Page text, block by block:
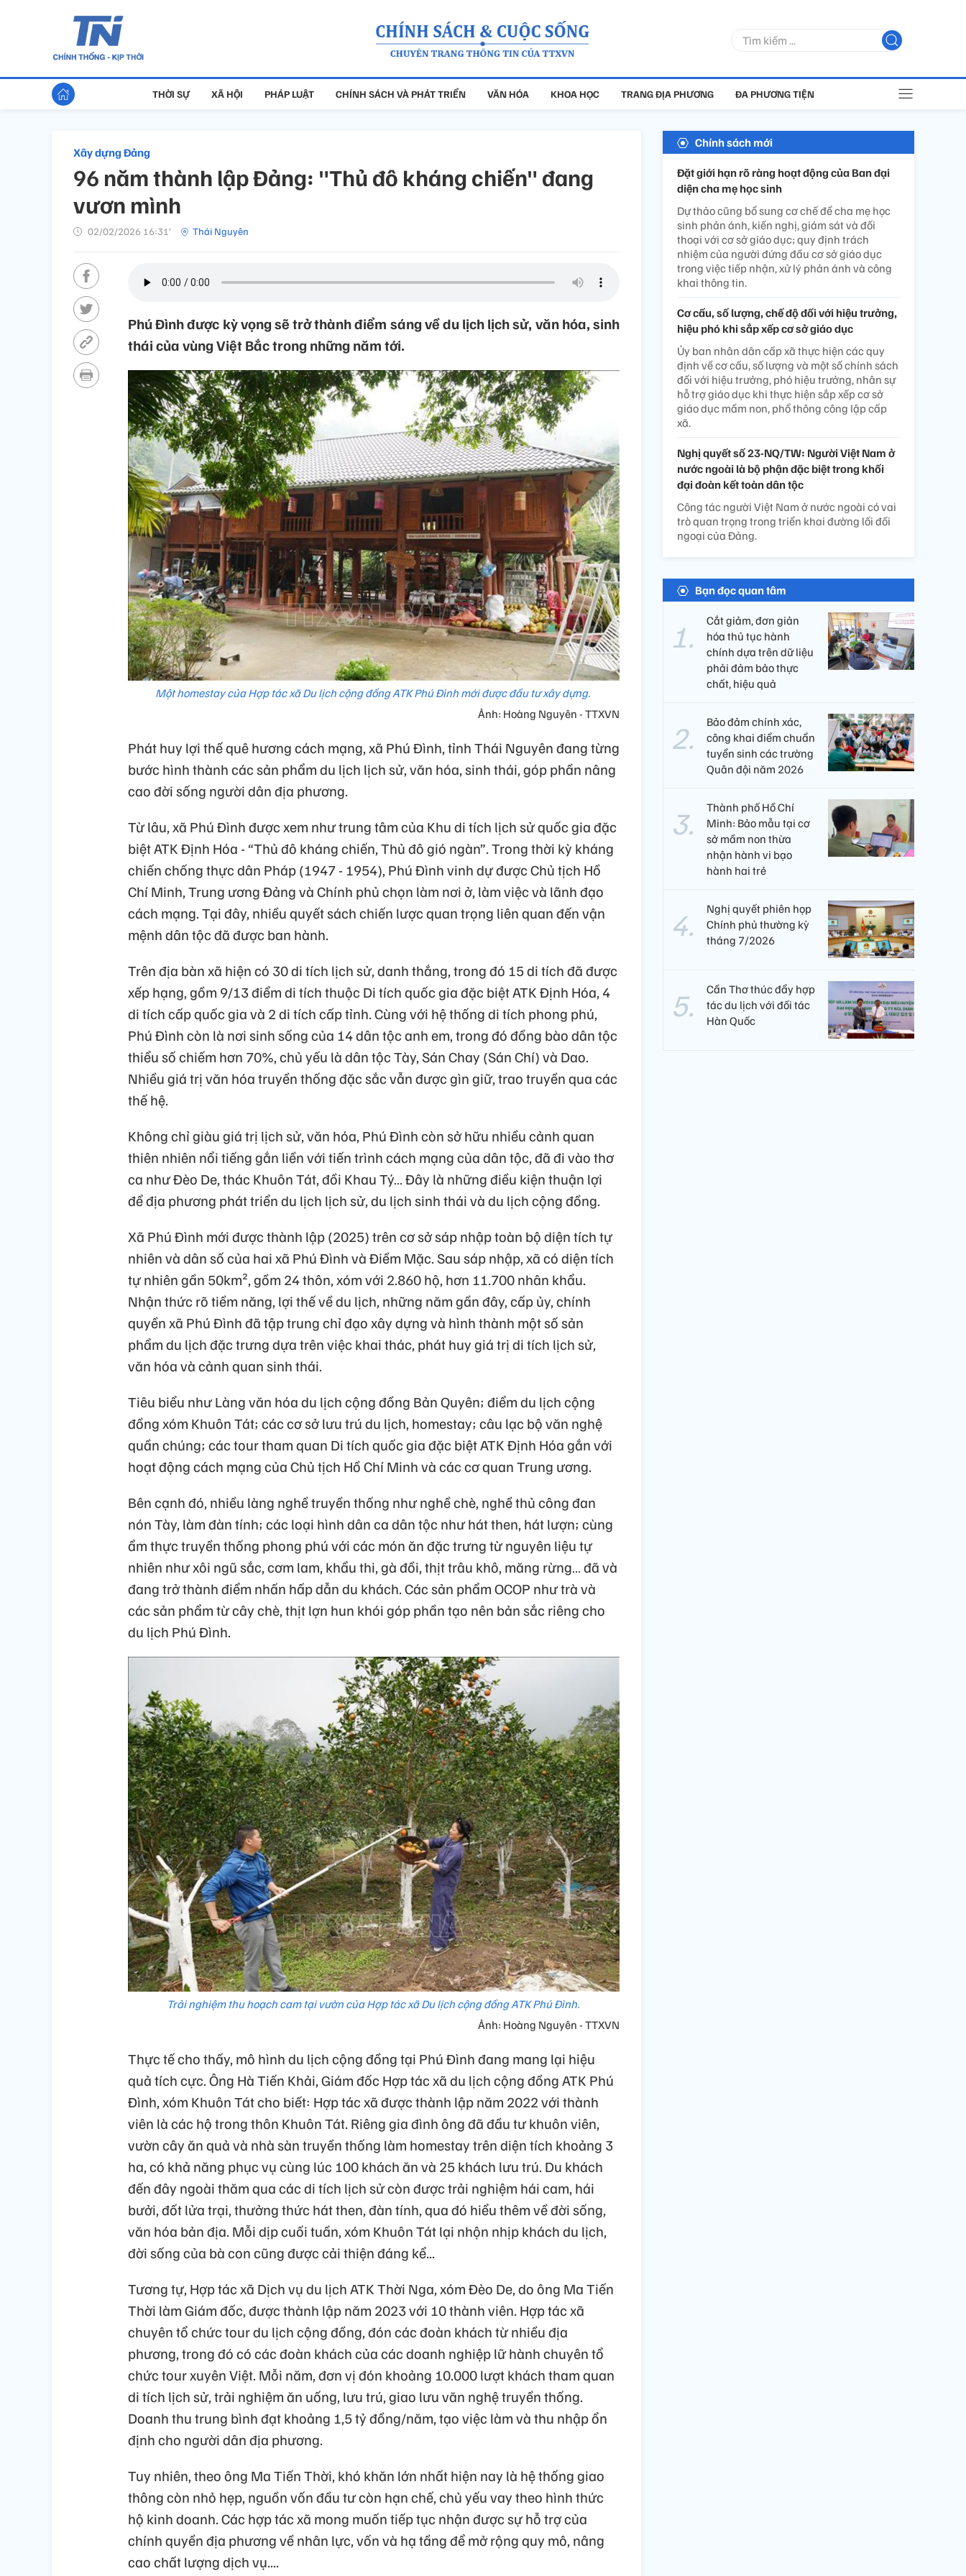
THỜI SỰ XÃ HỘI PHÁP LUẬT CHÍNH SÁCH VÀ PHÁT TRIỂN VĂN HÓA KHOA HỌC TRANG ĐỊA PHƯƠNG ĐA PHƯƠNG TIỆN
Xây dựng Đảng
96 năm thành lập Đảng: "Thủ đô kháng chiến" đang
vươn mình
02/02/2026 16:31’ Thái Nguyên
Phú Đình được kỳ vọng sẽ trở thành điểm sáng về du lịch lịch sử, văn hóa, sinh
thái của vùng Việt Bắc trong những năm tới.
Một homestay của Hợp tác xã Du lịch cộng đồng ATK Phú Đình mới được đầu tư xây dựng.
Ảnh: Hoàng Nguyên - TTXVN
Phát huy lợi thế quê hương cách mạng, xã Phú Đình, tỉnh Thái Nguyên đang từng
bước hình thành các sản phẩm du lịch lịch sử, văn hóa, sinh thái, góp phần nâng
cao đời sống người dân địa phương.
Từ lâu, xã Phú Đình được xem như trung tâm của Khu di tích lịch sử quốc gia đặc
biệt ATK Định Hóa - “Thủ đô kháng chiến, Thủ đô gió ngàn”. Trong thời kỳ kháng
chiến chống thực dân Pháp (1947 - 1954), Phú Đình vinh dự được Chủ tịch Hồ
Chí Minh, Trung ương Đảng và Chính phủ chọn làm nơi ở, làm việc và lãnh đạo
cách mạng. Tại đây, nhiều quyết sách chiến lược quan trọng liên quan đến vận
mệnh dân tộc đã được ban hành.
Trên địa bàn xã hiện có 30 di tích lịch sử, danh thắng, trong đó 15 di tích đã được
xếp hạng, gồm 9/13 điểm di tích thuộc Di tích quốc gia đặc biệt ATK Định Hóa, 4
di tích cấp quốc gia và 2 di tích cấp tỉnh. Cùng với hệ thống di tích phong phú,
Phú Đình còn là nơi sinh sống của 14 dân tộc anh em, trong đó đồng bào dân tộc
thiểu số chiếm hơn 70%, chủ yếu là dân tộc Tày, Sán Chay (Sán Chí) và Dao.
Nhiều giá trị văn hóa truyền thống đặc sắc vẫn được gìn giữ, trao truyền qua các
thế hệ.
Không chỉ giàu giá trị lịch sử, văn hóa, Phú Đình còn sở hữu nhiều cảnh quan
thiên nhiên nổi tiếng gắn liền với tiến trình cách mạng của dân tộc, đã đi vào thơ
ca như Đèo De, thác Khuôn Tát, đồi Khau Tý… Đây là những điều kiện thuận lợi
để địa phương phát triển du lịch lịch sử, du lịch sinh thái và du lịch cộng đồng.
Xã Phú Đình mới được thành lập (2025) trên cơ sở sáp nhập toàn bộ diện tích tự
nhiên và dân số của hai xã Phú Đình và Điềm Mặc. Sau sáp nhập, xã có diện tích
tự nhiên gần 50km², gồm 24 thôn, xóm với 2.860 hộ, hơn 11.700 nhân khẩu.
Nhận thức rõ tiềm năng, lợi thế về du lịch, những năm gần đây, cấp ủy, chính
quyền xã Phú Đình đã tập trung chỉ đạo xây dựng và hình thành một số sản
phẩm du lịch đặc trưng dựa trên việc khai thác, phát huy giá trị di tích lịch sử,
văn hóa và cảnh quan sinh thái.
Tiêu biểu như Làng văn hóa du lịch cộng đồng Bản Quyên; điểm du lịch cộng
đồng xóm Khuôn Tát; các cơ sở lưu trú du lịch, homestay; câu lạc bộ văn nghệ
quần chúng; các tour tham quan Di tích quốc gia đặc biệt ATK Định Hóa gắn với
hoạt động cách mạng của Chủ tịch Hồ Chí Minh và các cơ quan Trung ương.
Bên cạnh đó, nhiều làng nghề truyền thống như nghề chè, nghề thủ công đan
nón Tày, làm đàn tính; các loại hình dân ca dân tộc như hát then, hát lượn; cùng
ẩm thực truyền thống phong phú với các món ăn đặc trưng từ nguyên liệu tự
nhiên như xôi ngũ sắc, cơm lam, khẩu thi, gà đồi, thịt trâu khô, măng rừng… đã và
đang trở thành điểm nhấn hấp dẫn du khách. Các sản phẩm OCOP như trà và
các sản phẩm từ cây chè, thịt lợn hun khói góp phần tạo nên bản sắc riêng cho
du lịch Phú Đình.
Trải nghiệm thu hoạch cam tại vườn của Hợp tác xã Du lịch cộng đồng ATK Phú Đình.
Ảnh: Hoàng Nguyên - TTXVN
Thực tế cho thấy, mô hình du lịch cộng đồng tại Phú Đình đang mang lại hiệu
quả tích cực. Ông Hà Tiến Khải, Giám đốc Hợp tác xã du lịch cộng đồng ATK Phú
Đình, xóm Khuôn Tát cho biết: Hợp tác xã được thành lập năm 2022 với thành
viên là các hộ trong thôn Khuôn Tát. Riêng gia đình ông đã đầu tư khuôn viên,
vườn cây ăn quả và nhà sàn truyền thống làm homestay trên diện tích khoảng 3
ha, có khả năng phục vụ cùng lúc 100 khách ăn và 25 khách lưu trú. Du khách
đến đây ngoài thăm qua các di tích lịch sử còn được trải nghiệm hái cam, hái
bưởi, đốt lửa trại, thưởng thức hát then, đàn tính, qua đó hiểu thêm về đời sống,
văn hóa bản địa. Mỗi dịp cuối tuần, xóm Khuôn Tát lại nhộn nhịp khách du lịch,
đời sống của bà con cũng được cải thiện đáng kể...
Tương tự, Hợp tác xã Dịch vụ du lịch ATK Thời Nga, xóm Đèo De, do ông Ma Tiến
Thời làm Giám đốc, được thành lập năm 2023 với 10 thành viên. Hợp tác xã
chuyên tổ chức tour du lịch cộng đồng, đón các đoàn khách từ nhiều địa
phương, trong đó có các đoàn khách của các doanh nghiệp lữ hành chuyên tổ
chức tour xuyên Việt. Mỗi năm, đơn vị đón khoảng 10.000 lượt khách tham quan
di tích lịch sử, trải nghiệm ăn uống, lưu trú, giao lưu văn nghệ truyền thống.
Doanh thu trung bình đạt khoảng 1,5 tỷ đồng/năm, tạo việc làm và thu nhập ổn
định cho người dân địa phương.
Tuy nhiên, theo ông Ma Tiến Thời, khó khăn lớn nhất hiện nay là hệ thống giao
thông còn nhỏ hẹp, nguồn vốn đầu tư còn hạn chế, chủ yếu vay theo hình thức
hộ kinh doanh. Các hợp tác xã mong muốn tiếp tục nhận được sự hỗ trợ của
chính quyền địa phương về nhân lực, vốn và hạ tầng để mở rộng quy mô, nâng
cao chất lượng dịch vụ....
Chính sách mới
Đặt giới hạn rõ ràng hoạt động của Ban đại
diện cha mẹ học sinh
Dự thảo cũng bổ sung cơ chế để cha mẹ học
sinh phản ánh, kiến nghị, giám sát và đối
thoại với cơ sở giáo dục; quy định trách
nhiệm của người đứng đầu cơ sở giáo dục
trong việc tiếp nhận, xử lý phản ánh và công
khai thông tin.
Cơ cấu, số lượng, chế độ đối với hiệu trưởng,
hiệu phó khi sắp xếp cơ sở giáo dục
Ủy ban nhân dân cấp xã thực hiện các quy
định về cơ cấu, số lượng và một số chính sách
đối với hiệu trưởng, phó hiệu trưởng, nhân sự
hỗ trợ giáo dục khi thực hiện sắp xếp cơ sở
giáo dục mầm non, phổ thông công lập cấp
xã.
Nghị quyết số 23-NQ/TW: Người Việt Nam ở
nước ngoài là bộ phận đặc biệt trong khối
đại đoàn kết toàn dân tộc
Công tác người Việt Nam ở nước ngoài có vai
trò quan trọng trong triển khai đường lối đối
ngoại của Đảng.
Bạn đọc quan tâm
Cắt giảm, đơn giản
hóa thủ tục hành
chính dựa trên dữ liệu
phải đảm bảo thực
chất, hiệu quả
Bảo đảm chính xác,
công khai điểm chuẩn
tuyển sinh các trường
Quân đội năm 2026
Thành phố Hồ Chí
Minh: Bảo mẫu tại cơ
sở mầm non thừa
nhận hành vi bạo
hành hai trẻ
Nghị quyết phiên họp
Chính phủ thường kỳ
tháng 7/2026
Cần Thơ thúc đẩy hợp
tác du lịch với đối tác
Hàn Quốc